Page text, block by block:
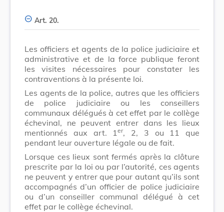
Art. 20.
Les officiers et agents de la police judiciaire et
administrative et de la force publique feront
les visites nécessaires pour constater les
contraventions à la présente loi.
Les agents de la police, autres que les officiers
de police judiciaire ou les conseillers
communaux délégués à cet effet par le collège
échevinal, ne peuvent entrer dans les lieux
mentionnés aux art. 1er, 2, 3 ou 11 que
pendant leur ouverture légale ou de fait.
Lorsque ces lieux sont fermés après la clôture
prescrite par la loi ou par l’autorité, ces agents
ne peuvent y entrer que pour autant qu’ils sont
accompagnés d’un officier de police judiciaire
ou d’un conseiller communal délégué à cet
effet par le collège échevinal.